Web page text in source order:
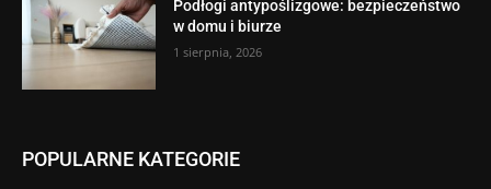
Podłogi antypoślizgowe: bezpieczeństwo
w domu i biurze
1 sierpnia, 2026
POPULARNE KATEGORIE